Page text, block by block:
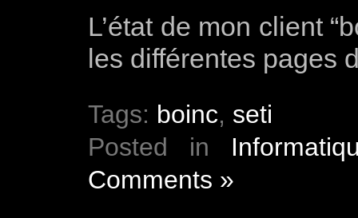
L’état de mon client
les différentes pages
Tags: boinc, seti
Posted in
Comments »